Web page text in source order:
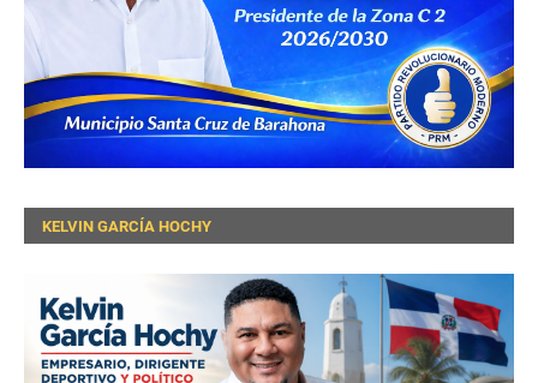
KELVIN GARCÍA HOCHY